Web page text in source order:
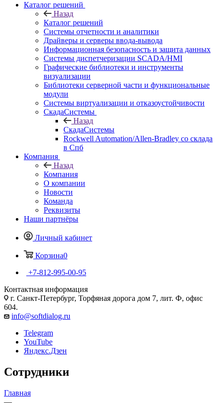
Каталог решений
Назад
Каталог решений
Системы отчетности и аналитики
Драйверы и серверы ввода-вывода
Информационная безопасность и защита данных
Системы диспетчеризации SCADA/HMI
Графические библиотеки и инструменты
визуализации
Библиотеки серверной части и функциональные
модули
Системы виртуализации и отказоустойчивости
СкадаСистемы
Назад
СкадаСистемы
Rockwell Automation/Allen-Bradley со склада
в Спб
Компания
Назад
Компания
О компании
Новости
Команда
Реквизиты
Наши партнёры
Личный кабинет
Корзина0
+7-812-995-00-95
Контактная информация
г. Санкт-Петербург, Торфяная дорога дом 7, лит. Ф, офис
604.
info@softdialog.ru
Telegram
YouTube
Яндекс.Дзен
Сотрудники
Главная